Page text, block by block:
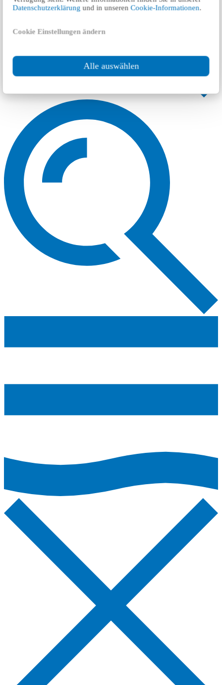
Datenschutzerklärung und in unserenCookie-Informationen.
Cookie Einstellungen ändern
Alle auswählen